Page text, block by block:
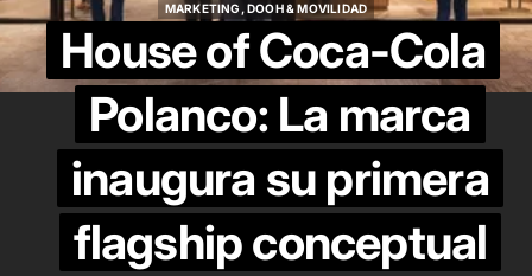
MARKETING, DOOH & MOVILIDAD
House of Coca-Cola
Polanco: La marca
inaugura su primera
flagship conceptual